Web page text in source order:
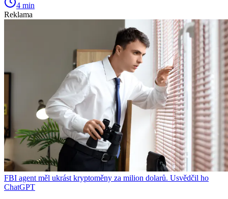
4 min
Reklama
FBI agent měl ukrást kryptoměny za milion dolarů. Usvědčil ho
ChatGPT